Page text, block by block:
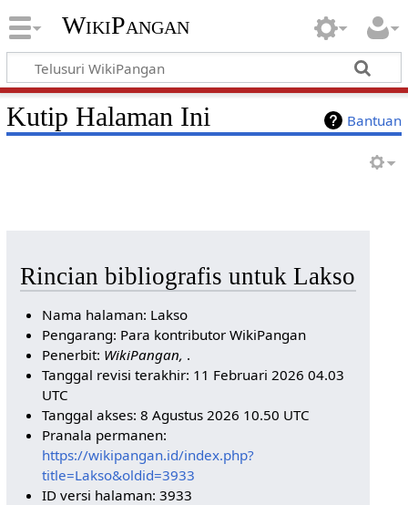
WikiPangan
Bantuan
Kutip Halaman Ini
Rincian bibliografis untuk Lakso
Nama halaman: Lakso
Pengarang: Para kontributor WikiPangan
Penerbit: WikiPangan, .
Tanggal revisi terakhir: 11 Februari 2026 04.03
UTC
Tanggal akses: 8 Agustus 2026 10.50 UTC
Pranala permanen:
https://wikipangan.id/index.php?
title=Lakso&oldid=3933
ID versi halaman: 3933